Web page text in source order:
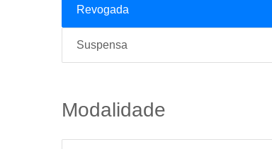
Revogada
Suspensa
Modalidade